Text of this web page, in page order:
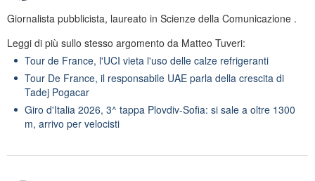
Giornalista pubblicista, laureato in Scienze della Comunicazione .
Leggi di più sullo stesso argomento da Matteo Tuveri:
Tour de France, l'UCI vieta l'uso delle calze refrigeranti
Tour De France, il responsabile UAE parla della crescita di
Tadej Pogacar
Giro d'Italia 2026, 3^ tappa Plovdiv-Sofia: si sale a oltre 1300
m, arrivo per velocisti